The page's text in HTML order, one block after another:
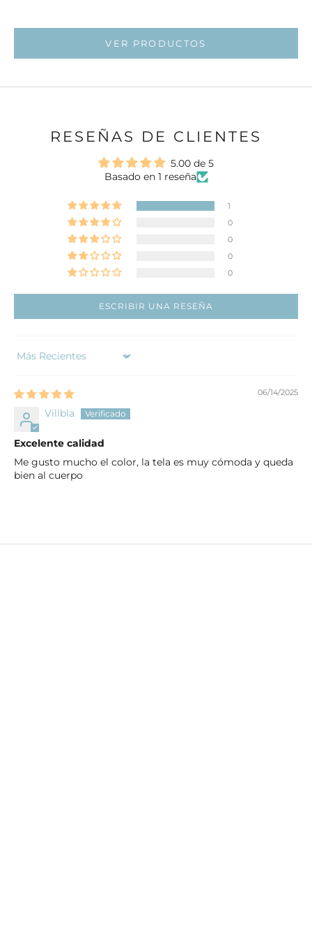
VER PRODUCTOS
RESEÑAS DE CLIENTES
5.00 de 5
Basado en 1 reseña
1
0
0
0
0
ESCRIBIR UNA RESEÑA
Sort by
06/14/2025
Villbla
Excelente calidad
Me gusto mucho el color, la tela es muy cómoda y queda
bien al cuerpo